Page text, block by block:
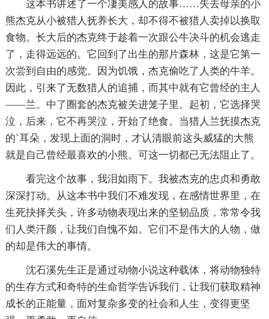
这本书讲述了一个凄美感人的故事……失去母亲的小
熊杰克从小被猎人抚养长大，却不得不被猎人卖掉以换取
食物。长大后的杰克终于趁着一次跟公牛决斗的机会逃走
了，走得远远的。它回到了出生的那片森林，这是它第一
次尝到自由的感觉。因为饥饿，杰克偷吃了人类的牛羊。
因此，引来了无数猎人的追捕，而其中就有它曾经的主人
——兰。中了圈套的杰克被关进笼子里。起初，它选择哭
泣，后来，它不再哭泣，开始了绝食。当猎人兰抚摸杰克
的`耳朵，发现上面的洞时，才认清眼前这头威猛的大熊
就是自己曾经最喜欢的小熊。可这一切都已无法阻止了。
看完这个故事，我泪如雨下。我被杰克的忠贞和勇敢
深深打动。从这本书中我们不难发现，在感情世界里，在
生死抉择关头，许多动物表现出来的坚韧品质，常常令我
们人类汗颜，让我们自愧不如。它们不是伟大的人物，做
的却是伟大的事情。
沈石溪先生正是通过动物小说这种载体，将动物独特
的生存方式和奇特的生命哲学告诉我们，让我们获取精神
成长的正能量，面对复杂多变的社会和人生，变得更坚